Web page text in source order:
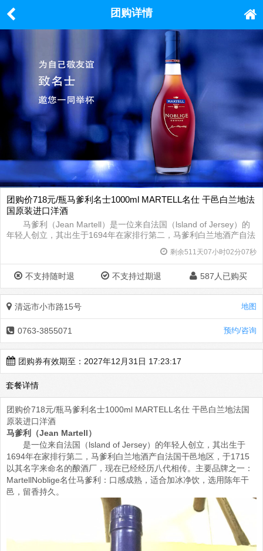
团购详情
团购价718元/瓶马爹利名士1000ml MARTELL名仕 干邑白兰地法
国原装进口洋酒
马爹利（Jean Martell）是一位来自法国（lsland of Jersey）的
年轻人创立，其出生于1694年在家排行第二，马爹利白兰地酒产自法
传。主要品牌之一：MartellNoblige名仕马爹利：口感成熟，适合加
冰净饮，选用陈年干邑，留香持久。
剩余511天07小时02分07秒
不支持随时退 不支持过期退 587人已购买
地图
清远市小市路15号
预约/咨询
0763-3855071
团购券有效期至：2027年12月31日 17:23:17
套餐详情
团购价718元/瓶马爹利名士1000ml MARTELL名仕 干邑白兰地法国
原装进口洋酒
马爹利（Jean Martell）
是一位来自法国（lsland of Jersey）的年轻人创立，其出生于
1694年在家排行第二，马爹利白兰地酒产自法国干邑地区，于1715
以其名字来命名的酿酒厂，现在已经经历八代相传。主要品牌之一：
MartellNoblige名仕马爹利：口感成熟，适合加冰净饮，选用陈年干
邑，留香持久。